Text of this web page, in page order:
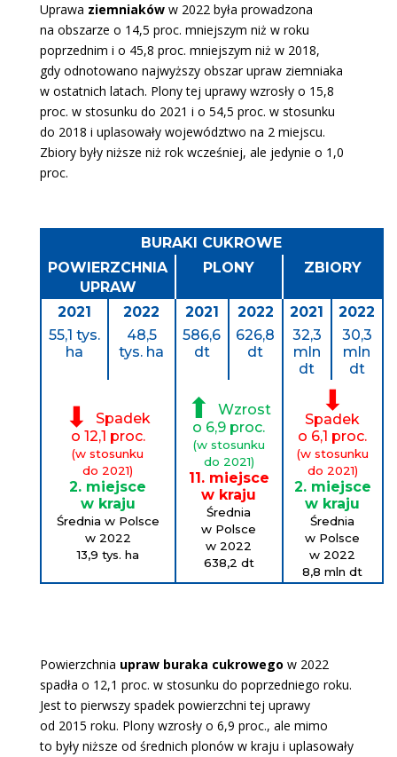
Uprawa ziemniaków w 2022 była prowadzona
na obszarze o 14,5 proc. mniejszym niż w roku
poprzednim i o 45,8 proc. mniejszym niż w 2018,
gdy odnotowano najwyższy obszar upraw ziemniaka
w ostatnich latach. Plony tej uprawy wzrosły o 15,8
proc. w stosunku do 2021 i o 54,5 proc. w stosunku
do 2018 i uplasowały województwo na 2 miejscu.
Zbiory były niższe niż rok wcześniej, ale jedynie o 1,0
proc.
BURAKI CUKROWE
POWIERZCHNIA
UPRAW
PLONY ZBIORY
2021 2022 2021 2022 2021
2022
55,1 tys.
ha
48,5
tys. ha
586,6
dt
626,8
dt
32,3
mln
dt
30,3
mln
dt
⬇Spadek
o 12,1 proc.
(w stosunku
do 2021)
2. miejsce
w kraju
Średnia w Polsce
w 2022
13,9 tys. ha
⬆
Wzrost
o 6,9 proc.
(w stosunku
do 2021)
11. miejsce
w kraju
Średnia
w Polsce
w 2022
638,2 dt
⬇
Spadek
o 6,1 proc.
(w stosunku
do 2021)
2. miejsce
w kraju
Średnia
w Polsce
w 2022
8,8 mlndt
Powierzchnia upraw buraka cukrowego w 2022
spadła o 12,1 proc. w stosunku do poprzedniego roku.
Jest to pierwszy spadek powierzchni tej uprawy
od 2015 roku. Plony wzrosły o 6,9 proc., ale mimo
to były niższe od średnich plonów w kraju i uplasowały